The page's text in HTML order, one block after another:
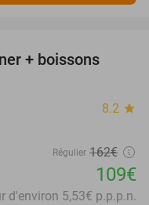
+ boissons
8.2 star
Régulier 162€
109€
d'environ 5,53€ p.p.p.n.